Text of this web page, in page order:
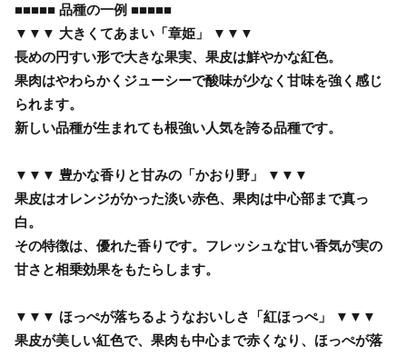
■■■■■ 品種の一例 ■■■■■
▼▼▼ 大きくてあまい「章姫」 ▼▼▼
長めの円すい形で大きな果実、果皮は鮮やかな紅色。
果肉はやわらかくジューシーで酸味が少なく甘味を強く感じ
られます。
新しい品種が生まれても根強い人気を誇る品種です。
▼▼▼ 豊かな香りと甘みの「かおり野」 ▼▼▼
果皮はオレンジがかった淡い赤色、果肉は中心部まで真っ
白。
その特徴は、優れた香りです。フレッシュな甘い香気が実の
甘さと相乗効果をもたらします。
▼▼▼ ほっぺが落ちるようなおいしさ「紅ほっぺ」 ▼▼▼
果皮が美しい紅色で、果肉も中心まで赤くなり、ほっぺが落